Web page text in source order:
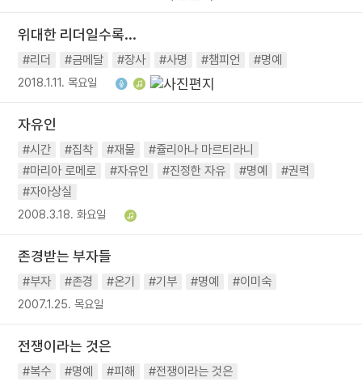
위대한 리더일수록...
#리더 #금메달 #장사 #사명 #챔피언 #명예
2018.1.11. 목요일
자유인
#시간 #집착 #재물
#쥴리아나 마르티라니
#마리아 로메로
#자유인 #진정한 자유 #명예
#권력
#자아상실
2008.3.18. 화요일
존경받는 부자들
#부자 #존경 #온기 #기부 #명예 #이미숙
2007.1.25. 목요일
전쟁이라는 것은
#복수 #명예 #피해 #전쟁이라는 것은